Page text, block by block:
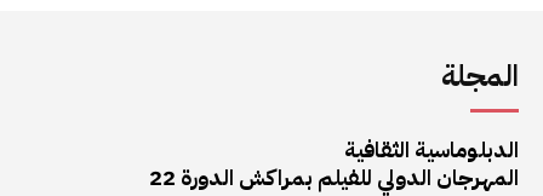
المجلة
الدبلوماسية الثقافية
المهرجان الدولي للفيلم بمراكش الدورة 22